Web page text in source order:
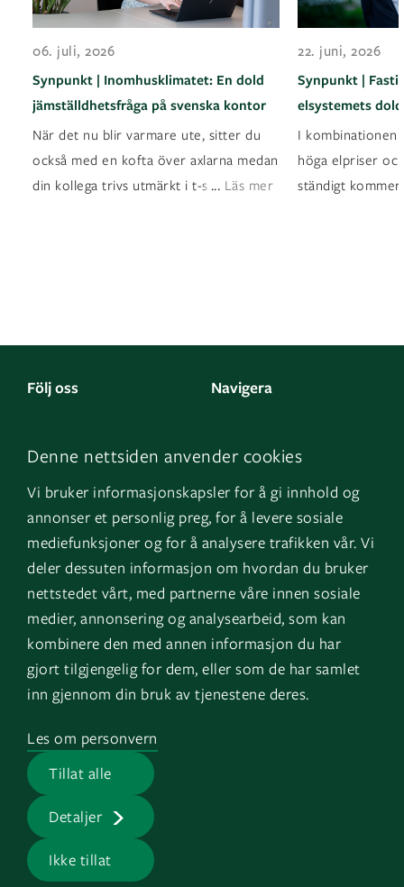
Denne nettsiden anvender cookies
Vi bruker informasjonskapsler for å gi innhold og
annonser et personlig preg, for å levere sosiale
mediefunksjoner og for å analysere trafikken vår. Vi
deler dessuten informasjon om hvordan du bruker
nettstedet vårt, med partnerne våre innen sosiale
medier, annonsering og analysearbeid, som kan
kombinere den med annen informasjon du har
gjort tilgjengelig for dem, eller som de har samlet
inn gjennom din bruk av tjenestene deres.
Tillat alle
Detaljer
Ikke tillat
Les om personvern
06. juli, 2026
Synpunkt | Inomhusklimatet: En dold
jämställdhetsfråga på svenska kontor
När det nu blir varmare ute, sitter du
också med en kofta över axlarna medan
din kollega trivs utmärkt i t-shirt? Det ä
... Läs mer
22. juni, 2026
Synpunkt |
elsystemets
I kombinationen
höga elpriser
ständigt
Följ oss
LinkedIn
Instagram
YouTube
Navigera
Om oss
GK Norge
GK Danmark
Genvägar
Fakturauppgifter
HMS
Jobb på GK
Presserum
Logga in
EOS
GK © 2026 |Integritetspolicy